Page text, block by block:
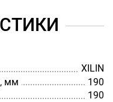
XILIN
мм
190
190